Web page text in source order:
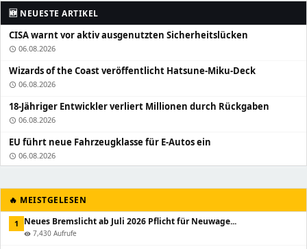
🆕 NEUESTE ARTIKEL
CISA warnt vor aktiv ausgenutzten Sicherheitslücken
schedule 06.08.2026
Wizards of the Coast veröffentlicht Hatsune-Miku-Deck
schedule 06.08.2026
18-Jähriger Entwickler verliert Millionen durch Rückgaben
schedule 06.08.2026
EU führt neue Fahrzeugklasse für E-Autos ein
schedule 06.08.2026
🔥 MEISTGELESEN
1 Neues Bremslicht ab Juli 2026 Pflicht für Neuwage...
visibility 7,430 Aufrufe